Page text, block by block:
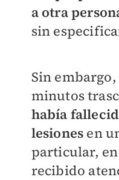
a otra
sin
Sin
minutos
había
lesiones en
particular,
recibido